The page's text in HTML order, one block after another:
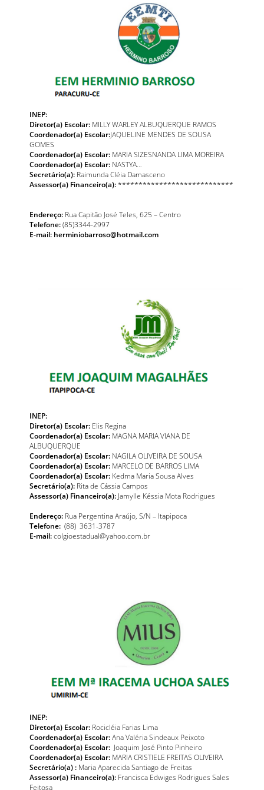
INEP:
Diretor(a) Escolar: MILLY WARLEY ALBUQUERQUE RAMOS
Coordenador(a) Escolar:JAQUELINE MENDES DE SOUSA
GOMES
Coordenador(a) Escolar: MARIA SIZESNANDA LIMA MOREIRA
Coordenador(a) Escolar: NASTYA…
Secretário(a): Raimunda Cléia Damasceno
Assessor(a) Financeiro(a):****************************
Endereço: Rua Capitão José Teles, 625 – Centro
Telefone:(85)3344-2997
E-mail: herminiobarroso@hotmail.com
INEP:
Diretor(a) Escolar: Elis Regina
Coordenador(a) Escolar: MAGNA MARIA VIANA DE
ALBUQUERQUE
Coordenador(a) Escolar: NAGILA OLIVEIRA DE SOUSA
Coordenador(a) Escolar: MARCELO DE BARROS LIMA
Coordenador(a) Escolar: Kedma Maria Sousa Alves
Secretário(a): Rita de Cássia Campos
Assessor(a) Financeiro(a): Jamylle Késsia Mota Rodrigues
Endereço: Rua Pergentina Araújo, S/N – Itapipoca
Telefone: (88) 3631-3787
E-mail:colgioestadual@yahoo.com.br
INEP:
Diretor(a) Escolar: Rocicléia Farias Lima
Coordenador(a) Escolar:Ana Valéria Sindeaux Peixoto
Coordenador(a) Escolar: Joaquim José Pinto Pinheiro
Coordenador(a) Escolar: MARIA CRISTIELE FREITAS OLIVEIRA
Secretário(a) : Maria Aparecida Santiago de Freitas
Assessor(a) Financeiro(a): Francisca Edwiges Rodrigues Sales
Feitosa